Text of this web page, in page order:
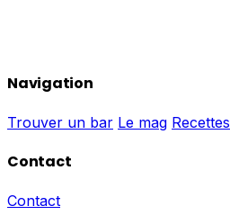
Navigation
Trouver un bar Le mag Recettes
Contact
Contact